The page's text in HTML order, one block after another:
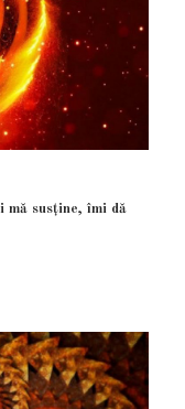
mă susține, îmi dă